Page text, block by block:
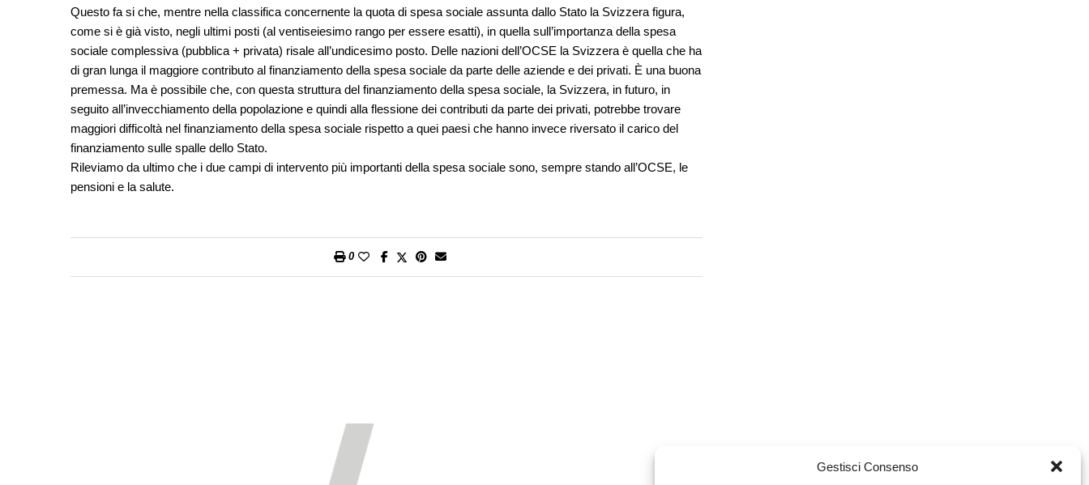
Gestisci Consenso
Questo fa si che, mentre nella classifica concernente la quota di spesa sociale assunta dallo Stato la Svizzera figura,
come si è già visto, negli ultimi posti (al ventiseiesimo rango per essere esatti), in quella sull’importanza della spesa
sociale complessiva (pubblica + privata) risale all’undicesimo posto. Delle nazioni dell’OCSE la Svizzera è quella che ha
di gran lunga il maggiore contributo al finanziamento della spesa sociale da parte delle aziende e dei privati. È una buona
premessa. Ma è possibile che, con questa struttura del finanziamento della spesa sociale, la Svizzera, in futuro, in
seguito all’invecchiamento della popolazione e quindi alla flessione dei contributi da parte dei privati, potrebbe trovare
maggiori difficoltà nel finanziamento della spesa sociale rispetto a quei paesi che hanno invece riversato il carico del
finanziamento sulle spalle dello Stato.
Rileviamo da ultimo che i due campi di intervento più importanti della spesa sociale sono, sempre stando all’OCSE, le
pensioni e la salute.
0